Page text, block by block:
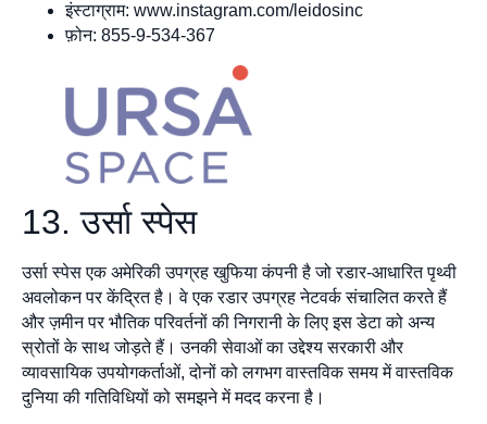
इंस्टाग्राम: www.instagram.com/leidosinc
फ़ोन: 855-9-534-367
13. उर्सा स्पेस
उर्सा स्पेस एक अमेरिकी उपग्रह खुफिया कंपनी है जो रडार-आधारित पृथ्वी
अवलोकन पर केंद्रित है। वे एक रडार उपग्रह नेटवर्क संचालित करते हैं
और ज़मीन पर भौतिक परिवर्तनों की निगरानी के लिए इस डेटा को अन्य
स्रोतों के साथ जोड़ते हैं। उनकी सेवाओं का उद्देश्य सरकारी और
व्यावसायिक उपयोगकर्ताओं, दोनों को लगभग वास्तविक समय में वास्तविक
दुनिया की गतिविधियों को समझने में मदद करना है।